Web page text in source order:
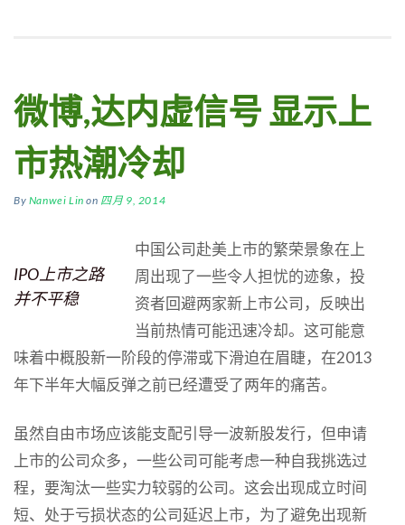
微博,达内虚信号 显示上
市热潮冷却
By Nanwei Lin on 四月 9, 2014
IPO上市之路
并不平稳
中国公司赴美上市的繁荣景象在上
周出现了一些令人担忧的迹象，投
资者回避两家新上市公司，反映出
当前热情可能迅速冷却。这可能意
味着中概股新一阶段的停滞或下滑迫在眉睫，在2013
年下半年大幅反弹之前已经遭受了两年的痛苦。
虽然自由市场应该能支配引导一波新股发行，但申请
上市的公司众多，一些公司可能考虑一种自我挑选过
程，要淘汰一些实力较弱的公司。这会出现成立时间
短、处于亏损状态的公司延迟上市，为了避免出现新